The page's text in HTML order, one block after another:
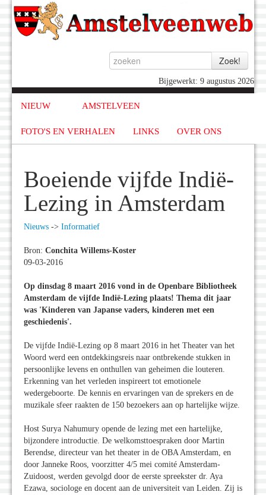
Bijgewerkt: 9 augustus 2026
NIEUW AMSTELVEEN
FOTO'S EN VERHALEN LINKS OVER ONS
Boeiende vijfde Indië-
Lezing in Amsterdam
Nieuws -> Informatief
Bron: Conchita Willems-Koster
09-03-2016
Op dinsdag 8 maart 2016 vond in de Openbare Bibliotheek
Amsterdam de vijfde Indië-Lezing plaats! Thema dit jaar
was 'Kinderen van Japanse vaders, kinderen met een
geschiedenis'.
De vijfde Indië-Lezing op 8 maart 2016 in het Theater van het
Woord werd een ontdekkingsreis naar ontbrekende stukken in
persoonlijke levens en onthullen van geheimen die louteren.
Erkenning van het verleden inspireert tot emotionele
wedergeboorte. De kennis en ervaringen van de sprekers en de
muzikale sfeer raakten de 150 bezoekers aan op hartelijke wijze.
Host Surya Nahumury opende de lezing met een hartelijke,
bijzondere introductie. De welkomsttoespraken door Martin
Berendse, directeur van het theater in de OBA Amsterdam, en
door Janneke Roos, voorzitter 4/5 mei comité Amsterdam-
Zuidoost, werden gevolgd door de eerste spreekster dr. Aya
Ezawa, sociologe en docent aan de universiteit van Leiden. Zij is